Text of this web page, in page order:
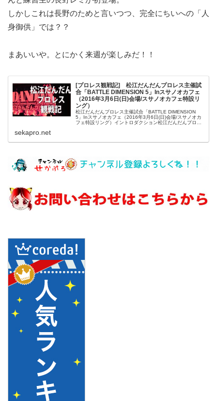
しかしこれは長野のためと言いつつ、完全にちいへの「人
身御供」では？？
まあいいや。とにかく来週が楽しみだ！！
[プロレス観戦記] 松江だんだんプロレス主催試
合「BATTLE DIMENSION 5」Inスサノオカフェ
（2016年3月6日(日)会場/スサノオカフェ特設リ
ング）
松江だんだんプロレス主催試合「BATTLE DIMENSION
5」Inスサノオカフェ（2016年3月6日(日)会場/スサノオカ
フェ特設リング）イントロダクション松江だんだんプロレ
sekapro.net